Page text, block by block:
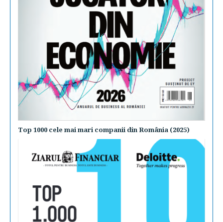
Top 1000 cele mai mari companii din România (2025)